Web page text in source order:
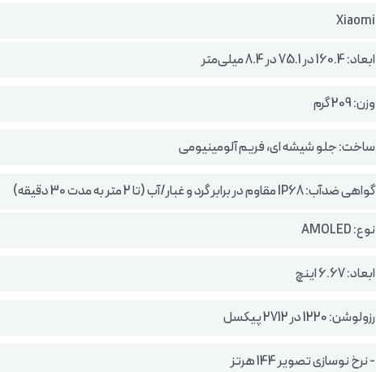
Xiaomi
ابعاد: 160.4 در 75.1 در 8.4 میلی‌متر
وزن: 209 گرم
ساخت: جلو شیشه ای، فریم آلومینیومی
گواهی ضدآب: IP68 مقاوم در برابر گرد و غبار/آب (تا 2 متر به مدت 30 دقیقه)
نوع: AMOLED
ابعاد: 6.67 اینچ
رزولوشن: 1220 در 2712 پیکسل
- نرخ نوسازی تصویر 144 هرتز